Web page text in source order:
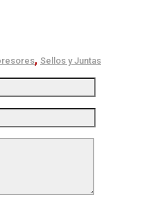
, Sellos y Juntas